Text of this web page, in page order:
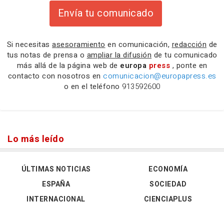
Envía tu comunicado
Si necesitas asesoramiento en comunicación, redacción de
tus notas de prensa o ampliar la difusión de tu comunicado
más allá de la página web de europa press , ponte en
contacto con nosotros en comunicacion@europapress.es
o en el teléfono 913592600
Lo más leído
ÚLTIMAS NOTICIAS
ESPAÑA
INTERNACIONAL
ECONOMÍA
SOCIEDAD
CIENCIAPLUS